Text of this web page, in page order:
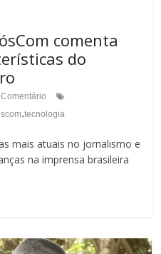
comenta
do
.tecnologia
mais atuais no jornalismo e
na imprensa brasileira